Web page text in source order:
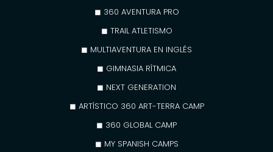
◼ 360 AVENTURA PRO
◼ TRAIL ATLETISMO
◼ MULTIAVENTURA EN INGLÉS
◼ GIMNASIA RÍTMICA
◼ NEXT GENERATION
◼ ARTÍSTICO 360 ART-TERRA CAMP
◼ 360 GLOBAL CAMP
◼ MY SPANISH CAMPS